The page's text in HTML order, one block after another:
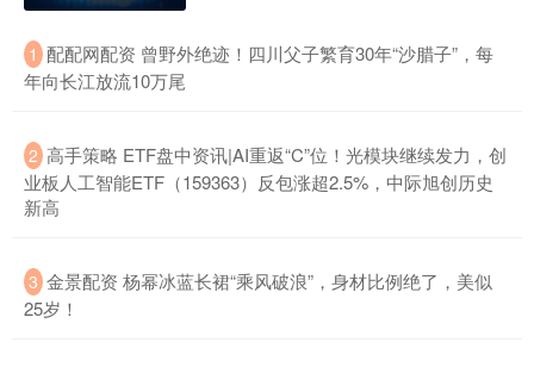
1 ​配配网配资 曾野外绝迹！四川父子繁育30年“沙腊子”，每
年向长江放流10万尾
2 ​高手策略 ETF盘中资讯|AI重返“C”位！光模块继续发力，创
业板人工智能ETF（159363）反包涨超2.5%，中际旭创历史
新高
3 ​金景配资 杨幂冰蓝长裙“乘风破浪”，身材比例绝了，美似
25岁！